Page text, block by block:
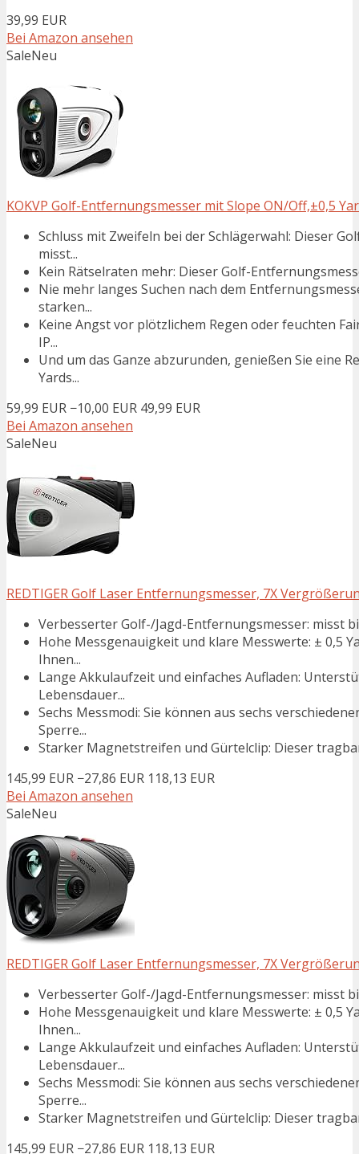
39,99 EUR
Bei Amazon ansehen
SaleNeu
KOKVP Golf-Entfernungsmesser mit Slope ON/Off,±0,5
Schluss mit Zweifeln bei der Schlägerwahl: Dieser
misst...
Kein Rätselraten mehr: Dieser Golf-
Nie mehr langes Suchen nach dem
starken...
Keine Angst vor plötzlichem Regen oder feuchten
IP...
Und um das Ganze abzurunden, genießen Sie eine
Yards...
59,99 EUR −10,00 EUR 49,99 EUR
Bei Amazon ansehen
SaleNeu
REDTIGER Golf Laser Entfernungsmesser, 7X
Verbesserter Golf-/Jagd-Entfernungsmesser: misst
Hohe Messgenauigkeit und klare Messwerte: ± 0,5
Ihnen...
Lange Akkulaufzeit und einfaches Aufladen:
Lebensdauer...
Sechs Messmodi: Sie können aus sechs
Sperre...
Starker Magnetstreifen und Gürtelclip: Dieser
145,99 EUR −27,86 EUR 118,13 EUR
Bei Amazon ansehen
SaleNeu
REDTIGER Golf Laser Entfernungsmesser, 7X
Verbesserter Golf-/Jagd-Entfernungsmesser: misst
Hohe Messgenauigkeit und klare Messwerte: ± 0,5
Ihnen...
Lange Akkulaufzeit und einfaches Aufladen:
Lebensdauer...
Sechs Messmodi: Sie können aus sechs
Sperre...
Starker Magnetstreifen und Gürtelclip: Dieser
145,99 EUR −27,86 EUR 118,13 EUR